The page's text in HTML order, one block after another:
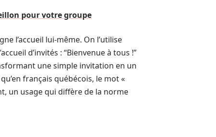
pour votre groupe
l’accueil lui-même. On l’utilise
d’invités : “Bienvenue à tous !”
une simple invitation en un
français québécois, le mot «
un usage qui diffère de la norme